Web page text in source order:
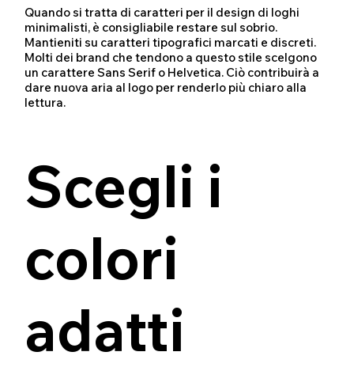
Quando si tratta di caratteri per il design di loghi
minimalisti, è consigliabile restare sul sobrio.
Mantieniti su caratteri tipografici marcati e discreti.
Molti dei brand che tendono a questo stile scelgono
un carattere Sans Serif o Helvetica. Ciò contribuirà a
dare nuova aria al logo per renderlo più chiaro alla
lettura.
Scegli i
colori
adatti